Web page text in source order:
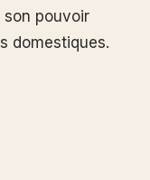
son pouvoir
domestiques.